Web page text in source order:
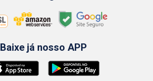
Baixe já nosso APP